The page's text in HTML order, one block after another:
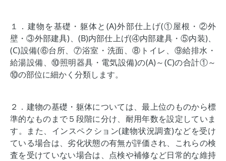
１．建物を基礎・躯体と(A)外部仕上げ(①屋根・②外
壁・③外部建具)、(B)内部仕上げ(④内部建具・⑤内装)、
(C)設備(⑥台所、⑦浴室・洗面、⑧トイレ、⑨給排水・
給湯設備、⑩照明器具・電気設備)の(A)～(C)の合計①～
⑩の部位に細かく分類します。
２．建物の基礎・躯体については、最上位のものから標
準的なものまで５段階に分け、耐用年数を設定していま
す。また、インスペクション(建物状況調査)などを受け
ている場合は、劣化状態の有無が評価され、これらの検
査を受けていない場合は、点検や補修など日常的な維持